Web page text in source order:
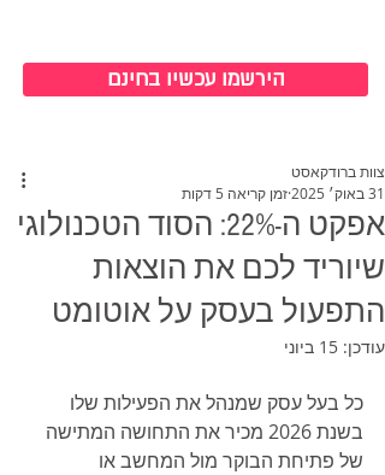
הירשמו עכשיו בחינם
אפקט ה-22%: הסוד הטכנולוגי
שיוריד לכם את הוצאות
התפעול בעסק על אוטומט
צוות ברודקאסט
31 באוק׳ 2025
זמן קריאה 5 דקות
עודכן: 15 ביוני
כל בעל עסק שמנהל את הפעילות שלו
בשנת 2026 מכיר את התחושה המתישה
של פתיחת הבוקר מול המחשב או